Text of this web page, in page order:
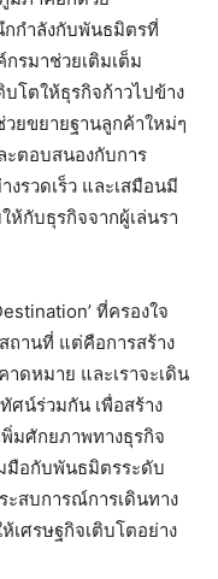
กกำลังกับพันธมิตรที่
รมาช่วยเติมเต็ม
บโตให้ธุรกิจก้าวไปข้าง
วยขยายฐานลูกค้าใหม่ๆ
ะตอบสนองกับการ
รวดเร็ว และเสมือนมี
ห้กับธุรกิจจากผู้เล่นรา
ที่ครองใจ
ถานที่ แต่คือการสร้าง
ดหมาย และเราจะเดิน
น์ร่วมกัน เพื่อสร้าง
มศักยภาพทางธุรกิจ
มือกับพันธมิตรระดับ
ะสบการณ์การเดินทาง
เศรษฐกิจเติบโตอย่าง